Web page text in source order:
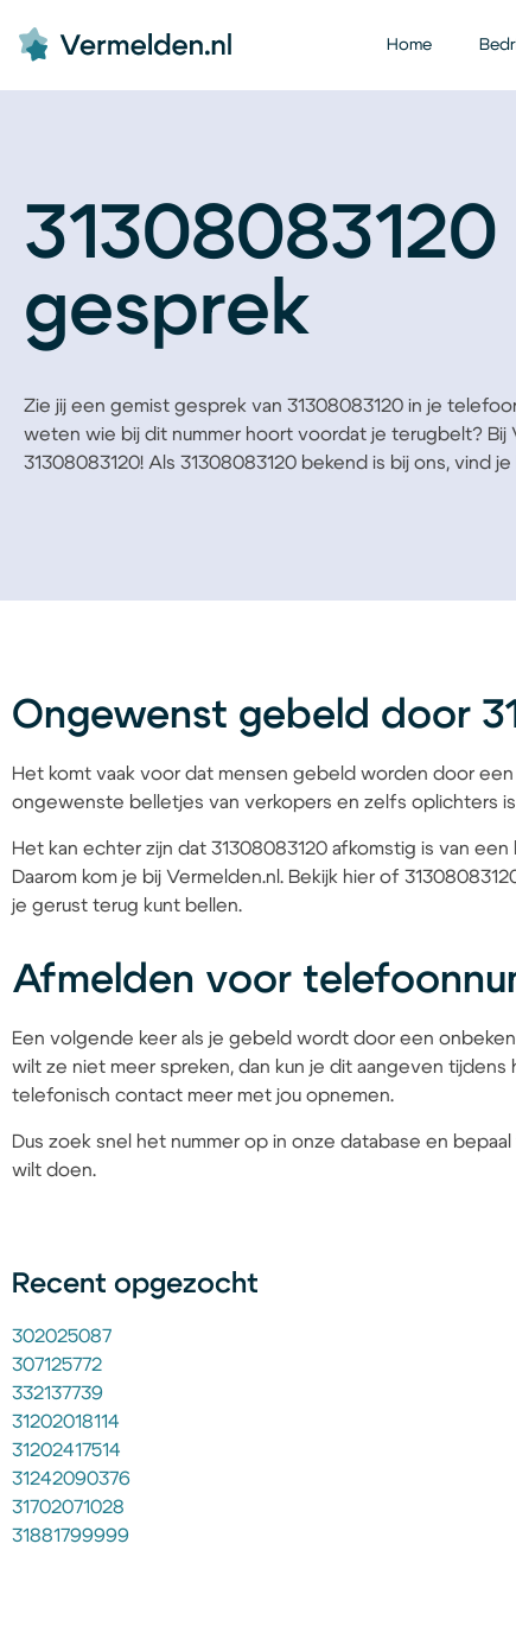
Home
gesprek
Zie jij een gemist gesprek van 31308083120 in je
weten wie bij dit nummer hoort voordat je terugbelt? Bij
31308083120! Als 31308083120 bekend is bij ons, vind
Ongewenst gebeld door
Het komt vaak voor dat mensen gebeld worden door
ongewenste belletjes van verkopers en zelfs oplichters
Het kan echter zijn dat 31308083120 afkomstig is van
Daarom kom je bij Vermelden.nl. Bekijk hier of
je gerust terug kunt bellen.
Afmelden voor
Een volgende keer als je gebeld wordt door een
wilt ze niet meer spreken, dan kun je dit aangeven
telefonisch contact meer met jou opnemen.
Dus zoek snel het nummer op in onze database en
wilt doen.
Recent opgezocht
302025087
307125772
332137739
31202018114
31202417514
31242090376
31702071028
31881799999